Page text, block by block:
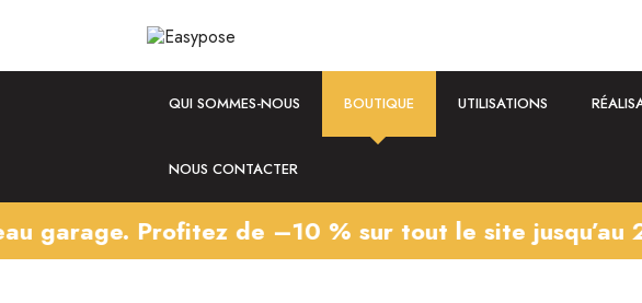
QUI SOMMES-NOUS BOUTIQUE UTILISATIONS
NOUS CONTACTER
Profitez de –10 % sur tout le site jusqu’au 20 mai